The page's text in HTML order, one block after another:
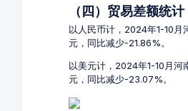
（四）贸易差额统计
以人民币计，2024年1-10
元，同比减少-21.86%。
以美元计，2024年1-10月
元，同比减少-23.07%。